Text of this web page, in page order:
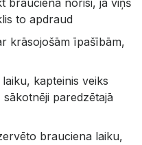
brauciena norisi, ja viņš
to apdraud
krāsojošām īpašībām,
kapteinis veiks
paredzētajā
brauciena laiku,